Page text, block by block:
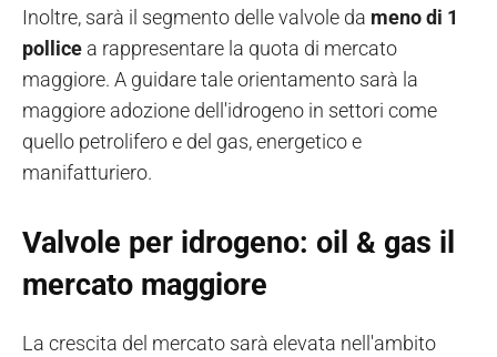
Inoltre, sarà il segmento delle valvole da meno di 1
pollice a rappresentare la quota di mercato
maggiore. A guidare tale orientamento sarà la
maggiore adozione dell'idrogeno in settori come
quello petrolifero e del gas, energetico e
manifatturiero.
Valvole per idrogeno: oil & gas il
mercato maggiore
La crescita del mercato sarà elevata nell'ambito